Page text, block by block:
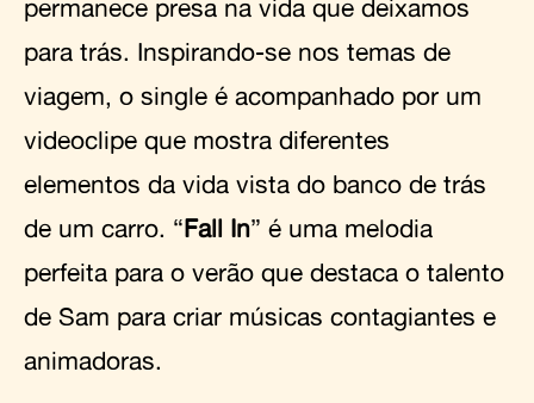
permanece presa na vida que deixamos
para trás. Inspirando-se nos temas de
viagem, o single é acompanhado por um
videoclipe que mostra diferentes
elementos da vida vista do banco de trás
de um carro. “Fall In” é uma melodia
perfeita para o verão que destaca o talento
de Sam para criar músicas contagiantes e
animadoras.